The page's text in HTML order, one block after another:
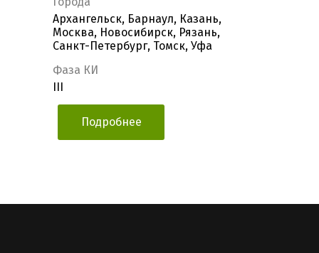
Архангельск, Барнаул, Казань,
Москва, Новосибирск, Рязань,
Санкт-Петербург, Томск, Уфа
Фаза КИ
Подробнее